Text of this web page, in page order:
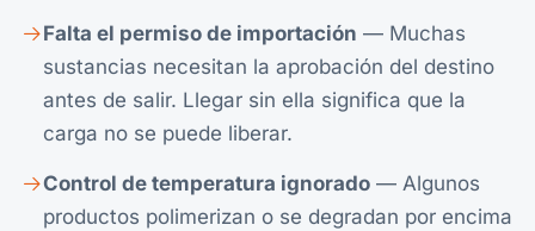
Falta el permiso de importación — Muchas
sustancias necesitan la aprobación del destino
antes de salir. Llegar sin ella significa que la
carga no se puede liberar.
Control de temperatura ignorado — Algunos
productos polimerizan o se degradan por encima